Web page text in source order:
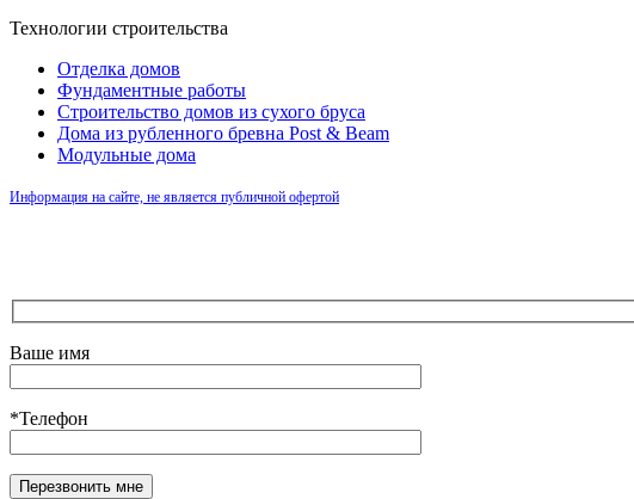
Технологии строительства
Отделка домов
Фундаментные работы
Строительство домов из сухого бруса
Дома из рубленного бревна Post & Beam
Модульные дома
Информация на сайте, не является публичной офертой
Ваше имя
*Телефон
Оставьте это поле пустым.